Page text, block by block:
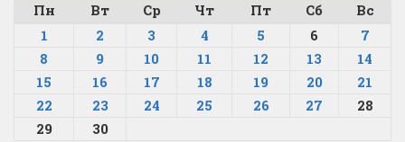
Пн
Вт Ср Чт Пт Сб
Вс
1
2 3 4 5 6
7
8
9 10 11 12 13
14
15
16 17 18 19 20
21
22
23 24 25 26 27
28
29
30